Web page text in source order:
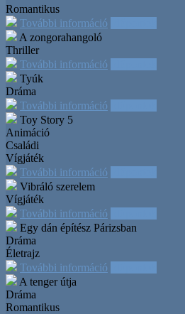
Romantikus
További információ
A zongorahangoló
Thriller
További információ
Tyúk
Dráma
További információ
Toy Story 5
Animáció
Családi
Vígjáték
További információ
Vibráló szerelem
Vígjáték
További információ
Egy dán építész Párizsban
Dráma
Életrajz
További információ
A tenger útja
Dráma
Romantikus